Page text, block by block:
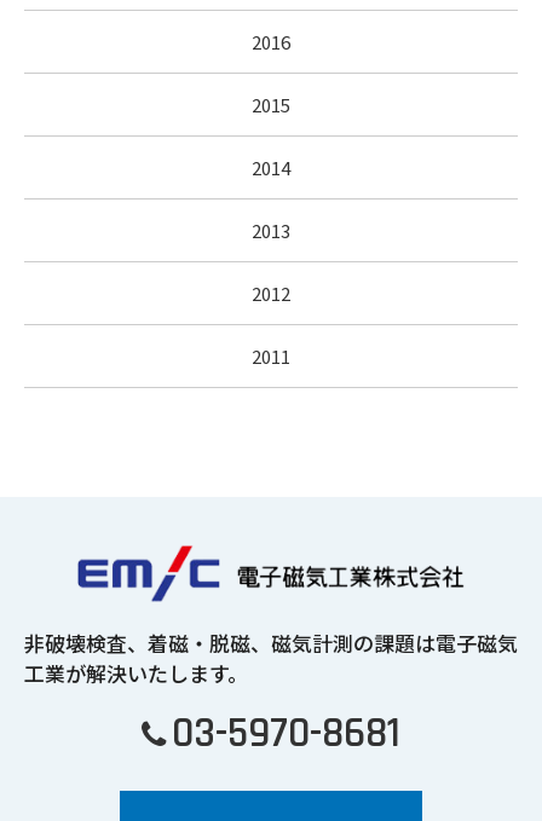
2016
2015
2014
2013
2012
2011
非破壊検査、着磁・脱磁、磁気計測の課題は電子磁気
工業が解決いたします。
03-5970-8681